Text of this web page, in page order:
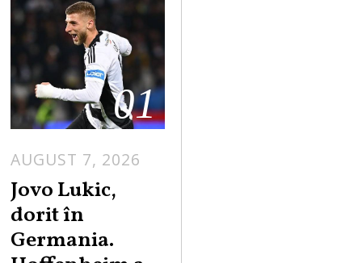
01
AUGUST 7, 2026
Jovo Lukic,
dorit în
Germania.